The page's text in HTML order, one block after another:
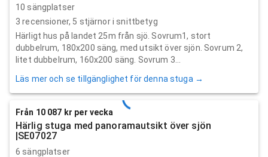
10 sängplatser
3 recensioner, 5 stjärnor i snittbetyg
Härligt hus på landet 25m från sjö. Sovrum1, stort
dubbelrum, 180x200 säng, med utsikt över sjön. Sovrum 2,
litet dubbelrum, 160x200 säng. Sovrum 3...
Läs mer och se tillgänglighet för denna stuga →
Från 10 087 kr per vecka
Härlig stuga med panoramautsikt över sjön
|SE07027
6 sängplatser